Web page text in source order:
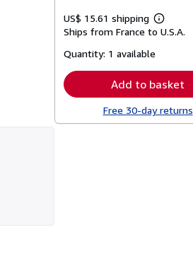
US$ 15.61 shipping
Learn
more
Ships from France to U.S.A.
Quantity: 1 available
Add to basket
Free 30-day returns